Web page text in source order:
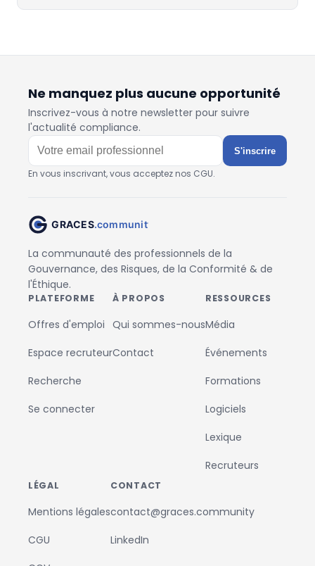
Ne manquez plus aucune opportunité
Inscrivez-vous à notre newsletter pour suivre
l'actualité compliance.
S'inscrire
En vous inscrivant, vous acceptez nos CGU.
La communauté des professionnels de la
Gouvernance, des Risques, de la Conformité & de
l'Éthique.
PLATEFORME
Offres d'emploi
Espace recruteur
Recherche
Se connecter
À PROPOS
Qui sommes-nous
Contact
RESSOURCES
Média
Événements
Formations
Logiciels
Lexique
Recruteurs
LÉGAL
Mentions légales
CGU
CONTACT
contact@graces.community
LinkedIn